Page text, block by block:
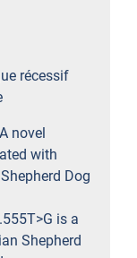
récessif
novel
with
Dog
is a
Shepherd